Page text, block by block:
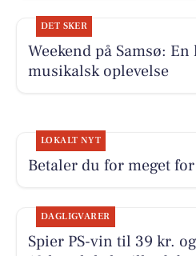
DET SKER
Weekend på Samsø:
musikalsk oplevelse
LOKALT NYT
Betaler du for meget
DAGLIGVARER
Spier PS-vin til 39 kr.